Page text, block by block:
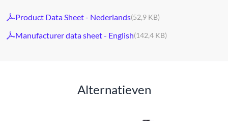
Product Data Sheet - Nederlands(52,9 KB)
Manufacturer data sheet - English(142,4 KB)
Alternatieven